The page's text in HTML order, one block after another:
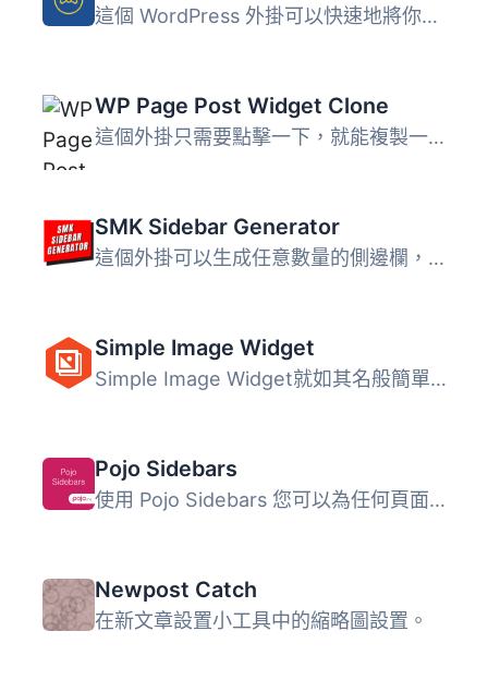
這個 WordPress 外掛可以快速地將你的 Flickr 照片顯示於 Wid...
WP Page Post Widget Clone
這個外掛只需要點擊一下，就能複製一篇文章或頁面。現在您無...
SMK Sidebar Generator
這個外掛可以生成任意數量的側邊欄，然後讓你將它們放置在你...
Simple Image Widget
Simple Image Widget就如其名般簡單易用，是在側邊欄中添加圖...
Pojo Sidebars
使用 Pojo Sidebars 您可以為任何頁面創建所需的多個側邊欄，...
Newpost Catch
在新文章設置小工具中的縮略圖設置。